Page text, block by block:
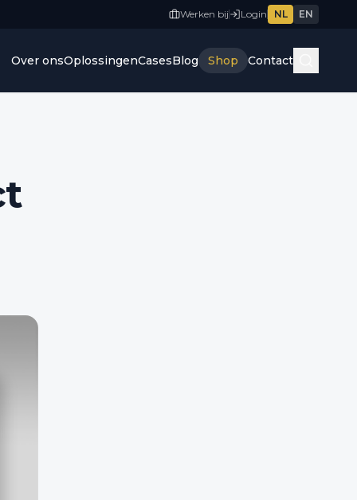
Werken bij Login NL EN
Over onsOplossingenCasesBlog Shop Contact